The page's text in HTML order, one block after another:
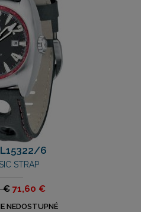
6
STRAP
€ 71,60 €
NEDOSTUPNÉ